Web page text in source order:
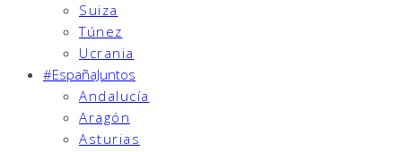
Suiza
Túnez
Ucrania
#EspañaJuntos
Andalucía
Aragón
Asturias